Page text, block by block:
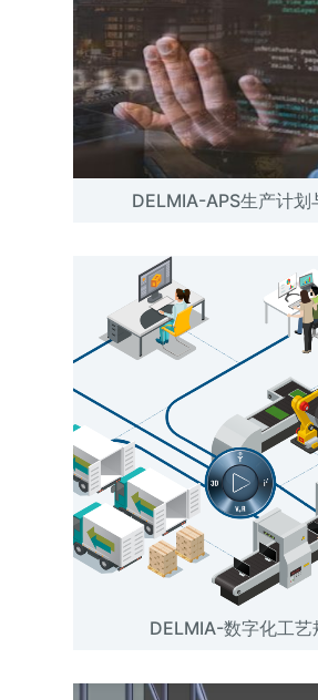
DELMIA-APS生产计划
DELMIA-数字化工艺